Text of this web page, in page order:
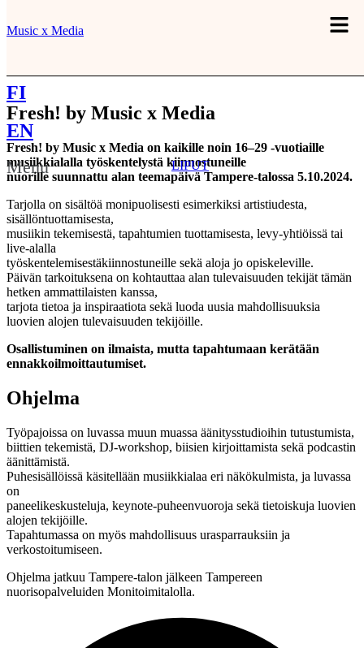
Music x Media
FI
EN
LIPUT
Menu
Fresh! by Music x Media
Fresh! by Music x Media on kaikille noin 16–29 -vuotiaille
musiikkialalla työskentelystä kiinnostuneille
nuorille suunnattu alan teemapäivä Tampere-talossa 5.10.2024.
Tarjolla on sisältöä monipuolisesti esimerkiksi artistiudesta,
sisällöntuottamisesta,
musiikin tekemisestä, tapahtumien tuottamisesta, levy-yhtiöissä tai
live-alalla
työskentelemisestäkiinnostuneille sekä aloja jo opiskeleville.
Päivän tarkoituksena on kohtauttaa alan tulevaisuuden tekijät tämän
hetken ammattilaisten kanssa,
tarjota tietoa ja inspiraatiota sekä luoda uusia mahdollisuuksia
luovien alojen tulevaisuuden tekijöille.
Osallistuminen on ilmaista, mutta tapahtumaan kerätään
ennakkoilmoittautumiset.
Ohjelma
Työpajoissa on luvassa muun muassa äänitysstudioihin tutustumista,
biittien tekemistä, DJ-workshop, biisien kirjoittamista sekä podcastin
äänittämistä.
Puhesisällöissä käsitellään musiikkialaa eri näkökulmista, ja luvassa
on
paneelikeskusteluja, keynote-puheenvuoroja sekä tietoiskuja luovien
alojen tekijöille.
Tapahtumassa on myös mahdollisuus urasparrauksiin ja
verkostoitumiseen.
Ohjelma jatkuu Tampere-talon jälkeen Tampereen
nuorisopalveluiden Monitoimitalolla.